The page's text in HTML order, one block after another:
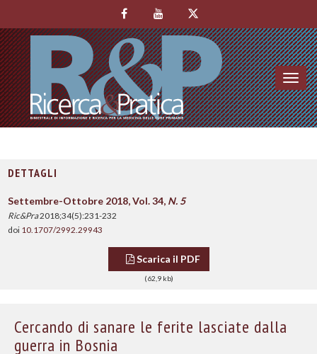
DETTAGLI
Settembre-Ottobre 2018, Vol. 34, N. 5
Ric&Pra2018;34(5):231-232
doi 10.1707/2992.29943
Scarica il PDF
(62,9 kb)
Cercando di sanare le ferite lasciate dalla
guerra in Bosnia